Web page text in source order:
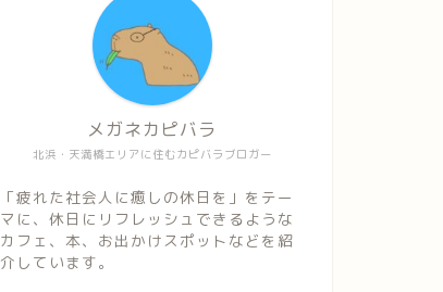
北浜・天満橋エリアに住むカピバラブロガー
メガネカピバラ
「疲れた社会人に癒しの休日を」をテー
マに、休日にリフレッシュできるような
カフェ、本、お出かけスポットなどを紹
介しています。